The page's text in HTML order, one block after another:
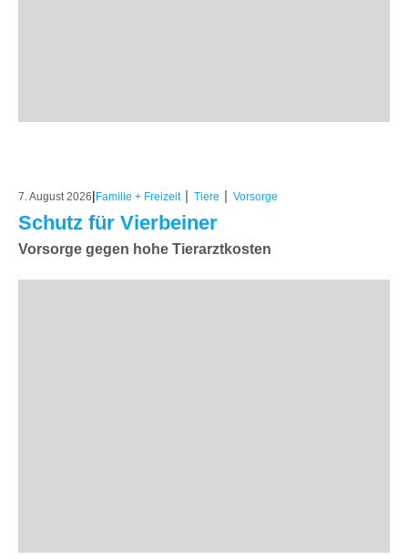
7. August 2026|Familie + Freizeit | Tiere | Vorsorge
Schutz für Vierbeiner
Vorsorge gegen hohe Tierarztkosten